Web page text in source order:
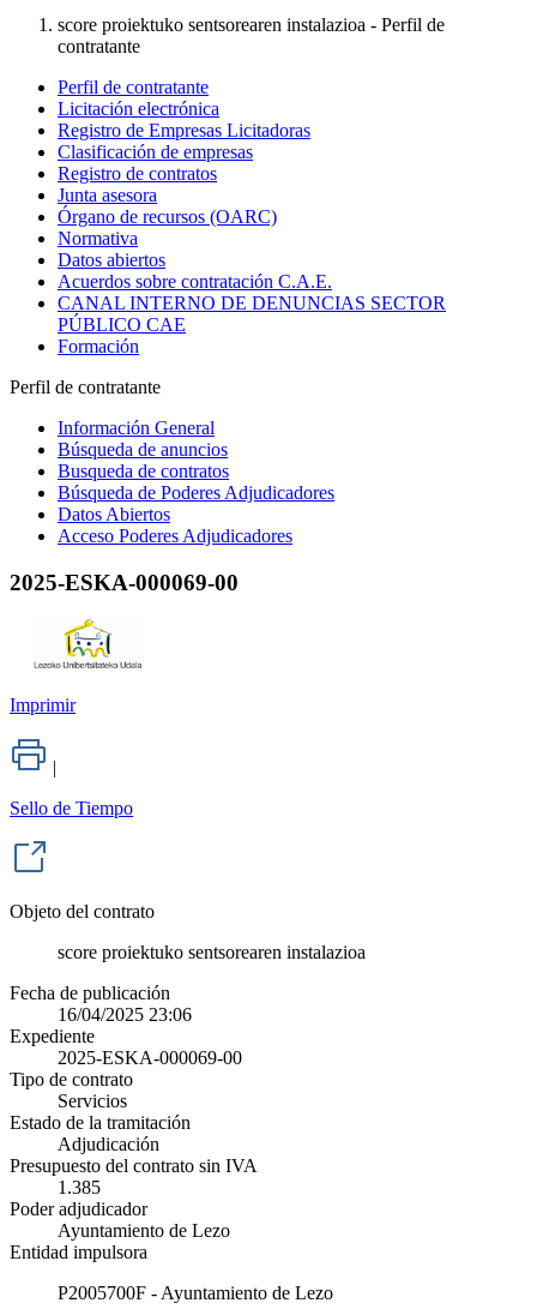
score proiektuko sentsorearen instalazioa - Perfil de
contratante
Perfil de contratante
Licitación electrónica
Registro de Empresas Licitadoras
Clasificación de empresas
Registro de contratos
Junta asesora
Órgano de recursos (OARC)
Normativa
Datos abiertos
Acuerdos sobre contratación C.A.E.
CANAL INTERNO DE DENUNCIAS SECTOR
PÚBLICO CAE
Formación
Perfil de contratante
Información General
Búsqueda de anuncios
Busqueda de contratos
Búsqueda de Poderes Adjudicadores
Datos Abiertos
Acceso Poderes Adjudicadores
2025-ESKA-000069-00
Imprimir
|
Sello de Tiempo
Objeto del contrato
score proiektuko sentsorearen instalazioa
Fecha de publicación
16/04/2025 23:06
Expediente
2025-ESKA-000069-00
Tipo de contrato
Servicios
Estado de la tramitación
Adjudicación
Presupuesto del contrato sin IVA
1.385
Poder adjudicador
Ayuntamiento de Lezo
Entidad impulsora
P2005700F - Ayuntamiento de Lezo